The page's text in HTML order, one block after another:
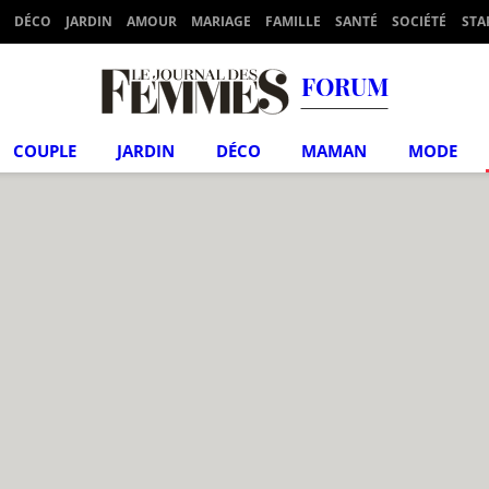
DÉCO JARDIN AMOUR MARIAGE FAMILLE SANTÉ SOCIÉTÉ
FORUM
COUPLE JARDIN DÉCO MAMAN MODE